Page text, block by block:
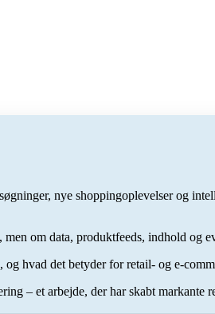
nye shoppingoplevelser og
om data, produktfeeds, indhold og
hvad det betyder for retail- og e-
– et arbejde, der har skabt